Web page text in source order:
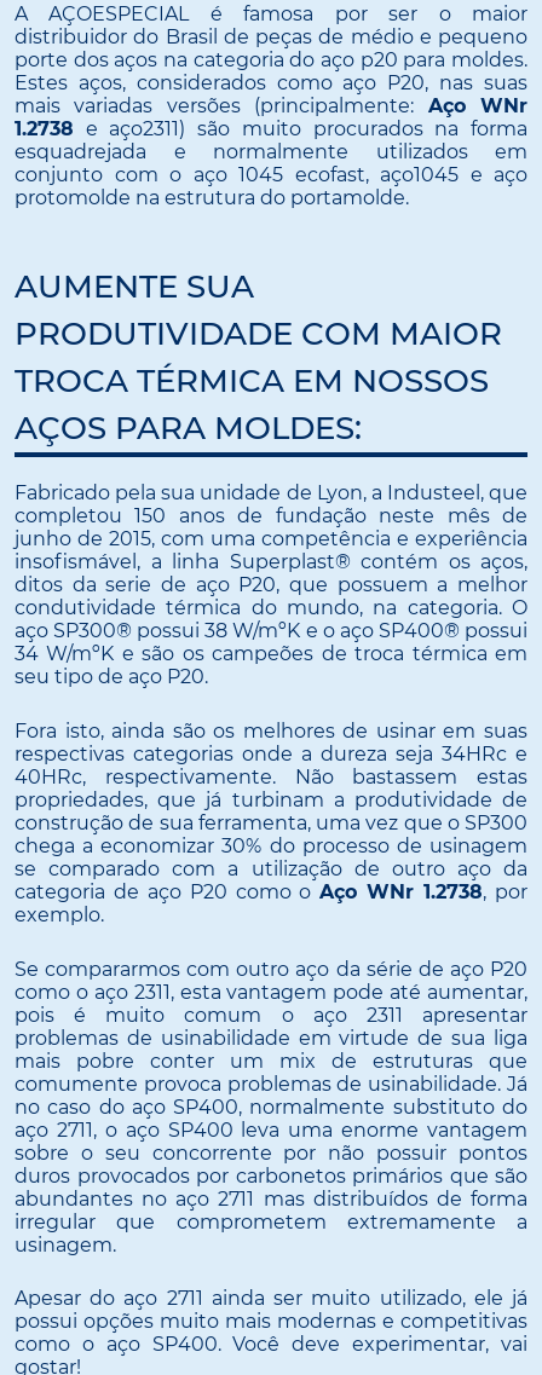
A AÇOESPECIAL é famosa por ser o maior
distribuidor do Brasil de peças de médio e pequeno
porte dos aços na categoria do aço p20 para moldes.
Estes aços, considerados como aço P20, nas suas
mais variadas versões (principalmente: Aço WNr
1.2738 e aço2311) são muito procurados na forma
esquadrejada e normalmente utilizados em
conjunto com o aço 1045 ecofast, aço1045 e aço
protomolde na estrutura do portamolde.
AUMENTE SUA
PRODUTIVIDADE COM MAIOR
TROCA TÉRMICA EM NOSSOS
AÇOS PARA MOLDES:
Fabricado pela sua unidade de Lyon, a Industeel, que
completou 150 anos de fundação neste mês de
junho de 2015, com uma competência e experiência
insofismável, a linha Superplast® contém os aços,
ditos da serie de aço P20, que possuem a melhor
condutividade térmica do mundo, na categoria. O
aço SP300® possui 38 W/mºK e o aço SP400® possui
34 W/mºK e são os campeões de troca térmica em
seu tipo de aço P20.
Fora isto, ainda são os melhores de usinar em suas
respectivas categorias onde a dureza seja 34HRc e
40HRc, respectivamente. Não bastassem estas
propriedades, que já turbinam a produtividade de
construção de sua ferramenta, uma vez que o SP300
chega a economizar 30% do processo de usinagem
se comparado com a utilização de outro aço da
categoria de aço P20 como oAço WNr 1.2738, por
exemplo.
Se compararmos com outro aço da série de aço P20
como o aço 2311, esta vantagem pode até aumentar,
pois é muito comum o aço 2311 apresentar
problemas de usinabilidade em virtude de sua liga
mais pobre conter um mix de estruturas que
comumente provoca problemas de usinabilidade. Já
no caso do aço SP400, normalmente substituto do
aço 2711, o aço SP400 leva uma enorme vantagem
sobre o seu concorrente por não possuir pontos
duros provocados por carbonetos primários que são
abundantes no aço 2711 mas distribuídos de forma
irregular que comprometem extremamente a
usinagem.
Apesar do aço 2711 ainda ser muito utilizado, ele já
possui opções muito mais modernas e competitivas
como o aço SP400. Você deve experimentar, vai
gostar!